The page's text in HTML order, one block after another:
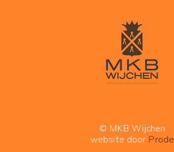
© MKB Wijchen
website door Prode